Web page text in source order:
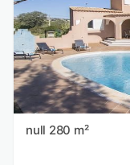
null 280 m²